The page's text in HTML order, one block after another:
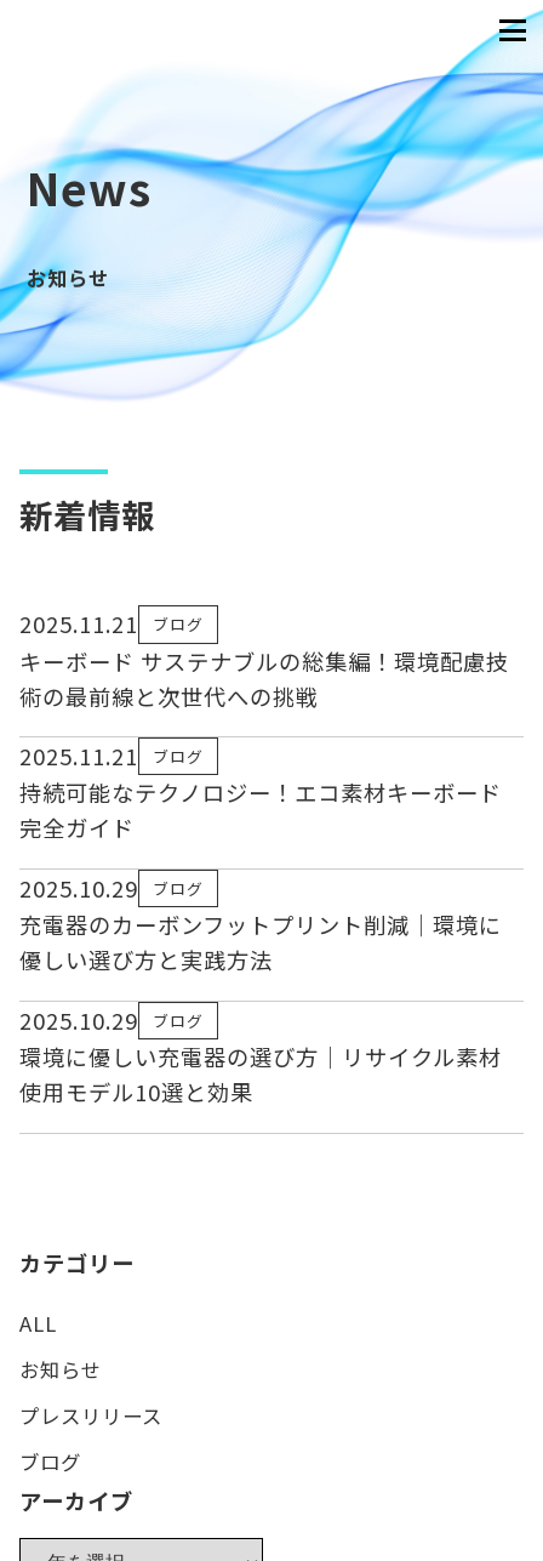
News
お知らせ
新着情報
2025.11.21 ブログ
キーボード サステナブルの総集編！環境配慮技
術の最前線と次世代への挑戦
2025.11.21
ブログ
持続可能なテクノロジー！エコ素材キーボード
完全ガイド
2025.10.29
ブログ
充電器のカーボンフットプリント削減｜環境に
優しい選び方と実践方法
2025.10.29
ブログ
環境に優しい充電器の選び方｜リサイクル素材
使用モデル10選と効果
カテゴリー
ALL
お知らせ
プレスリリース
ブログ
アーカイブ